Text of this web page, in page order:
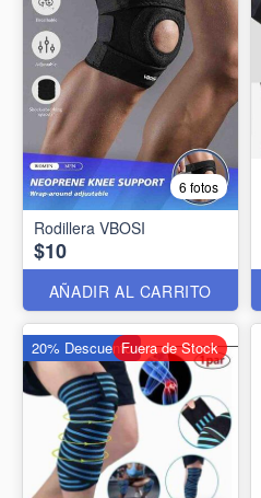
6 fotos
Rodillera VBOSI
$10
AÑADIR AL CARRITO
20% DescuentoFuera de Stock